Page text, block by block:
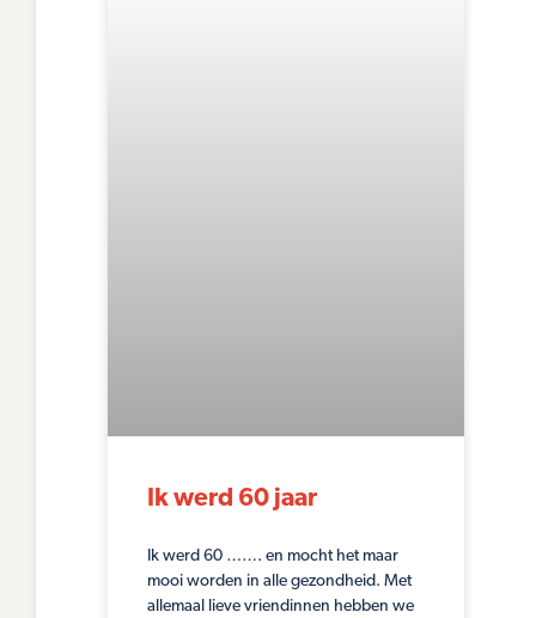
Ik werd 60 jaar
Ik werd 60 ……. en mocht het maar
mooi worden in alle gezondheid. Met
allemaal lieve vriendinnen hebben we